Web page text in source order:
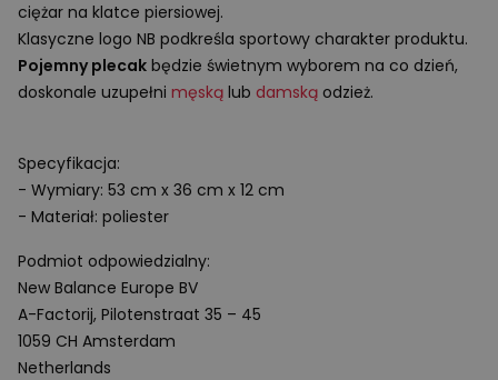
ciężar na klatce piersiowej.
Klasyczne logo NB podkreśla sportowy charakter produktu.
Pojemny plecak będzie świetnym wyborem na co dzień,
doskonale uzupełni męską lub damską odzież.
Specyfikacja:
- Wymiary: 53 cm x 36 cm x 12 cm
- Materiał: poliester
Podmiot odpowiedzialny:
New Balance Europe BV
A-Factorij, Pilotenstraat 35 – 45
1059 CH Amsterdam
Netherlands